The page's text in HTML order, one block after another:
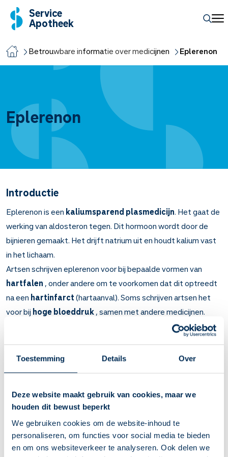
Toestemming Details Over
Deze website maakt gebruik van cookies, maar we
houden dit bewust beperkt
We gebruiken cookies om de website-inhoud te
personaliseren, om functies voor social media te bieden
en om ons websiteverkeer te analyseren. Ook delen we
Service
Apotheek
Betrouwbare informatie over medicijnen Eplerenon
Eplerenon
Introductie
Eplerenon is een kaliumsparend plasmedicijn. Het gaat de
werking van aldosteron tegen. Dit hormoon wordt door de
bijnieren gemaakt. Het drijft natrium uit en houdt kalium vast
in het lichaam.
Artsen schrijven eplerenon voor bij bepaalde vormen van
hartfalen , onder andere om te voorkomen dat dit optreedt
na een hartinfarct(hartaanval). Soms schrijven artsen het
voor bij hoge bloeddruk, samen met andere medicijnen.
Belangrijk om te weten over Eplerenon
het een plastablet die kaliumtekort tegengaat.
Bij hartfalen en om hartfalen te voorkomen na een
hartinfarct. Verder bij hoge bloeddruk.
Binnen enkele weken gaat uw hart beter werken en daalt
uw bloeddruk. U merkt dat u minder last heeft van
benauwdheid en dikke enkels.
Gebruik eplerenon elke dag. Dan blijft de pompkracht van
uw hart beschermd.